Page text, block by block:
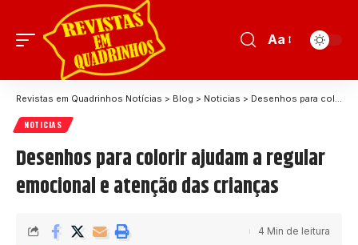
Aa
Revistas em Quadrinhos Notícias > Blog > Noticias > Desenhos para colorir ajudam a regular emocional e atenção das crianças
NOTICIAS
Desenhos para colorir ajudam a regular
emocional e atenção das crianças
4 Min de leitura